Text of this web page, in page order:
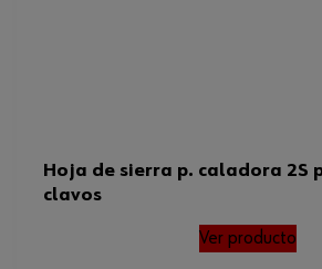
Hoja de sierra p. caladora 2S
clavos
Ver producto